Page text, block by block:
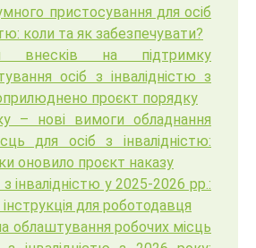
пристосування для осіб
коли та як забезпечувати?
внесків на підтримку
осіб з інвалідністю з
проєкт порядку
– нові вимоги обладнання
для осіб з інвалідністю:
оновило проєкт наказу
інвалідністю у 2025-2026 рр.:
для роботодавця
облаштування робочих місць